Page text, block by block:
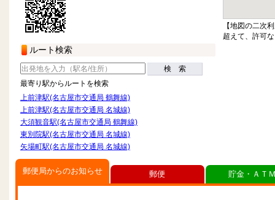
ルート検索
検 索
最寄り駅からルートを検索
上前津駅(名古屋市交通局 鶴舞線)
上前津駅(名古屋市交通局 名城線)
大須観音駅(名古屋市交通局 鶴舞線)
東別院駅(名古屋市交通局 名城線)
矢場町駅(名古屋市交通局 名城線)
【地図の二次
超えて、許可
郵便局からのお知らせ 郵便 貯金・ＡＴ